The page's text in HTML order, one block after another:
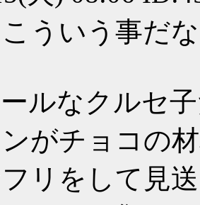
ういう事だな
ルなクルセ
がチョコの
リをして見